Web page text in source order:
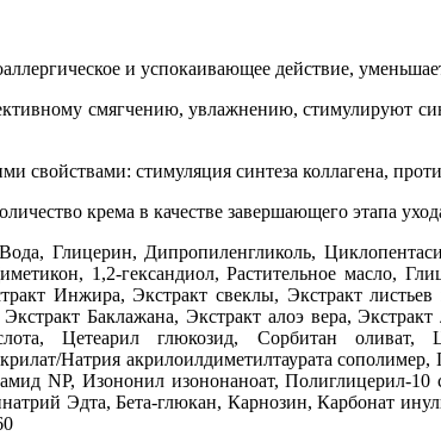
и успокаивающее действие,
смягчению, увлажнению, стимулируют
свойствами: стимуляция синтеза коллагена,
крема в качестве завершающего этапа
Вода, Глицерин, Дипропиленгликоль,
1,2-гександиол, Растительное масло,
Инжира, Экстракт свеклы, Экстракт
Баклажана, Экстракт алоэ вера,
Цетеарил глюкозид, Сорбитан
Натрия акрилоилдиметилтаурата
NP, Изононил изононаноат, Полиглицерил-
Эдта, Бета-глюкан, Карнозин, Карбонат